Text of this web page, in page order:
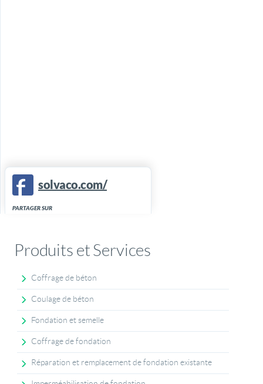
solvaco.com/
PARTAGER SUR
Produits et Services
Coffrage de béton
Coulage de béton
Fondation et semelle
Coffrage de fondation
Réparation et remplacement de fondation existante